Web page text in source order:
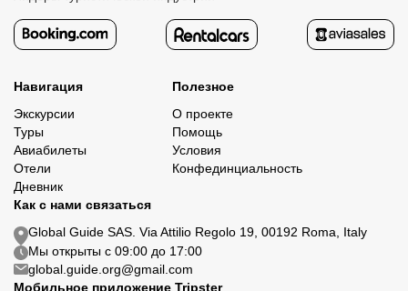
Навигация
Экскурсии
Туры
Авиабилеты
Отели
Дневник
Полезное
О проекте
Помощь
Условия
Конфединциальность
Как с нами связаться
Global Guide SAS. Via Attilio Regolo 19, 00192 Roma, Italy
Мы открыты с 09:00 до 17:00
global.guide.org@gmail.com
Мобильное приложение Tripster